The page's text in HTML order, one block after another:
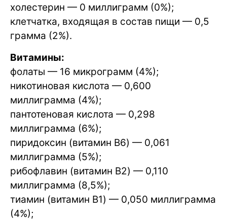
холестерин — 0 миллиграмм (0%);
клетчатка, входящая в состав пищи — 0,5
грамма (2%).
Витамины:
фолаты — 16 микрограмм (4%);
никотиновая кислота — 0,600
миллиграмма (4%);
пантотеновая кислота — 0,298
миллиграмма (6%);
пиридоксин (витамин B6) — 0,061
миллиграмма (5%);
рибофлавин (витамин B2) — 0,110
миллиграмма (8,5%);
тиамин (витамин B1) — 0,050 миллиграмма
(4%);